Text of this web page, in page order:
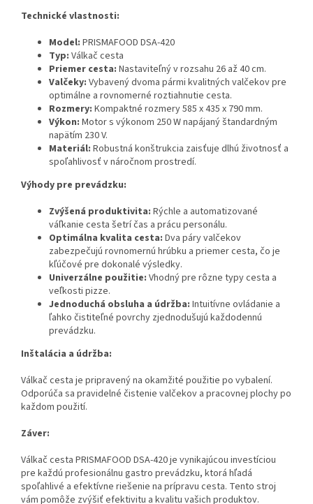
Technické vlastnosti:
Model: PRISMAFOOD DSA-420
Typ: Válkač cesta
Priemer cesta: Nastaviteľný v rozsahu 26 až 40 cm.
Valčeky: Vybavený dvoma pármi kvalitných valčekov pre
optimálne a rovnomerné roztiahnutie cesta.
Rozmery: Kompaktné rozmery 585 x 435 x 790 mm.
Výkon: Motor s výkonom 250 W napájaný štandardným
napätím 230 V.
Materiál: Robustná konštrukcia zaisťuje dlhú životnosť a
spoľahlivosť v náročnom prostredí.
Výhody pre prevádzku:
Zvýšená produktivita: Rýchle a automatizované
váľkanie cesta šetrí čas a prácu personálu.
Optimálna kvalita cesta: Dva páry valčekov
zabezpečujú rovnomernú hrúbku a priemer cesta, čo je
kľúčové pre dokonalé výsledky.
Univerzálne použitie: Vhodný pre rôzne typy cesta a
veľkosti pizze.
Jednoduchá obsluha a údržba: Intuitívne ovládanie a
ľahko čistiteľné povrchy zjednodušujú každodennú
prevádzku.
Inštalácia a údržba:
Válkač cesta je pripravený na okamžité použitie po vybalení.
Odporúča sa pravidelné čistenie valčekov a pracovnej plochy po
každom použití.
Záver:
Válkač cesta PRISMAFOOD DSA-420 je vynikajúcou investíciou
pre každú profesionálnu gastro prevádzku, ktorá hľadá
spoľahlivé a efektívne riešenie na prípravu cesta. Tento stroj
vám pomôže zvýšiť efektivitu a kvalitu vašich produktov.